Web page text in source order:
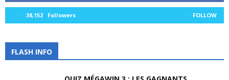
38,152 Followers FOLLOW
FLASH INFO